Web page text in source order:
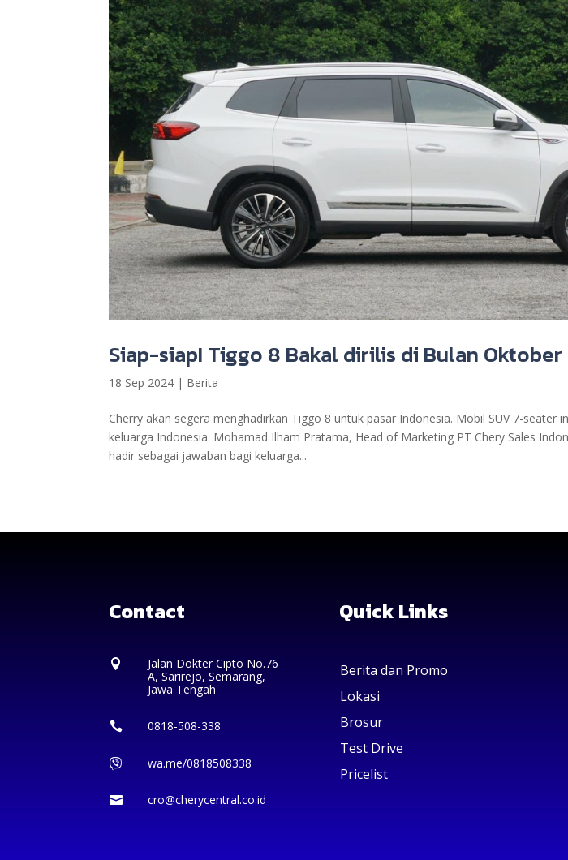
Siap-siap! Tiggo 8 Bakal dirilis di Bulan Oktober
18 Sep 2024 | Berita
Cherry akan segera menghadirkan Tiggo 8 untuk pasar Indonesia. Mobil SUV 7-seater
keluarga Indonesia. Mohamad Ilham Pratama, Head of Marketing PT Chery Sales
hadir sebagai jawaban bagi keluarga...
Contact

Jalan Dokter Cipto No.76
A, Sarirejo, Semarang,
Jawa Tengah
 0818-508-338
 wa.me/0818508338
 cro@cherycentral.co.id
Quick Links
Berita dan Promo
Lokasi
Brosur
Test Drive
Pricelist